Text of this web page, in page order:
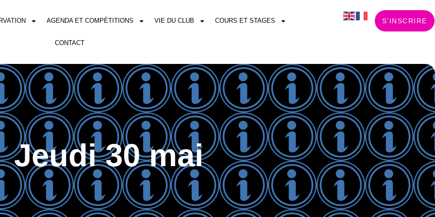
AGENDA ET COMPÉTITIONS VIE DU CLUB COURS ET STAGES
CONTACT
S'INSCRIRE
Jeudi 30 mai